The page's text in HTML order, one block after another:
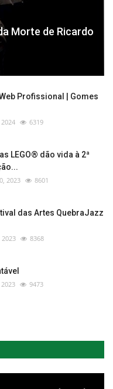
Morte de Ricardo
Profissional | Gomes
6319
LEGO® dão vida à 2ª
2023 8601
das Artes QuebraJazz
2023 8368
9473